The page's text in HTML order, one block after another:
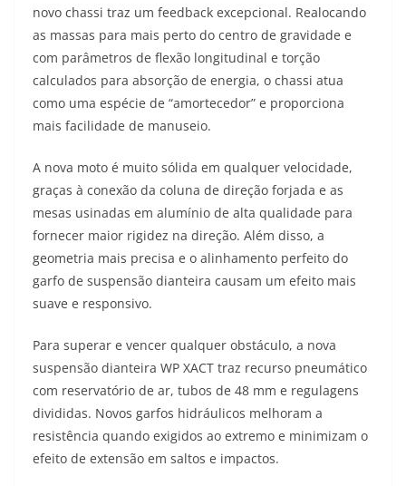
novo chassi traz um feedback excepcional. Realocando
as massas para mais perto do centro de gravidade e
com parâmetros de flexão longitudinal e torção
calculados para absorção de energia, o chassi atua
como uma espécie de “amortecedor” e proporciona
mais facilidade de manuseio.
A nova moto é muito sólida em qualquer velocidade,
graças à conexão da coluna de direção forjada e as
mesas usinadas em alumínio de alta qualidade para
fornecer maior rigidez na direção. Além disso, a
geometria mais precisa e o alinhamento perfeito do
garfo de suspensão dianteira causam um efeito mais
suave e responsivo.
Para superar e vencer qualquer obstáculo, a nova
suspensão dianteira WP XACT traz recurso pneumático
com reservatório de ar, tubos de 48 mm e regulagens
divididas. Novos garfos hidráulicos melhoram a
resistência quando exigidos ao extremo e minimizam o
efeito de extensão em saltos e impactos.